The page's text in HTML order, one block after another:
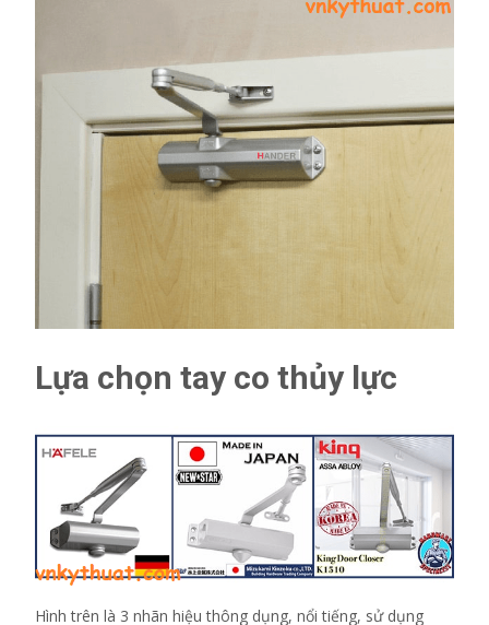
Lựa chọn tay co thủy lực
Hình trên là 3 nhãn hiệu thông dụng, nổi tiếng, sử dụng